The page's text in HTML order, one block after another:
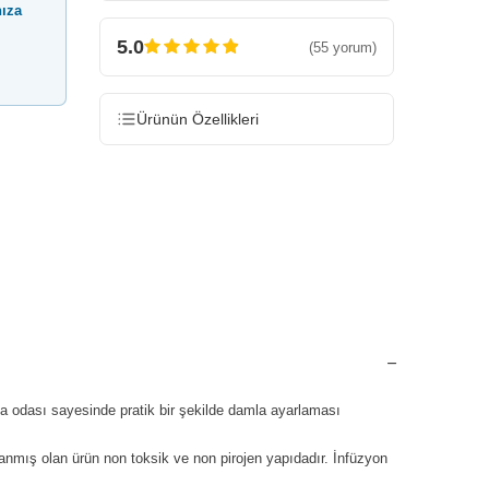
5.0 (55 yorum)
Ürünün Özellikleri
sayesinde pratik bir şekilde damla ayarlaması
olan ürün non toksik ve non pirojen yapıdadır. İnfüzyon